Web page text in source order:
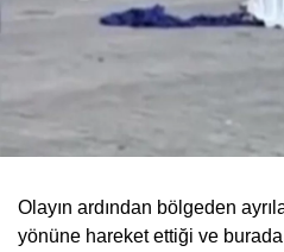
Olayın ardından bölgeden
yönüne hareket ettiği ve burada